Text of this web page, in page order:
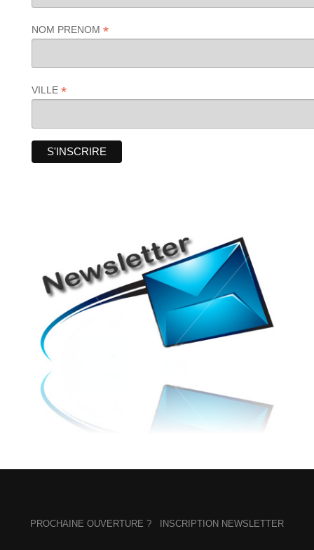
NOM PRENOM *
VILLE *
PROCHAINE OUVERTURE ? INSCRIPTION NEWSLETTER